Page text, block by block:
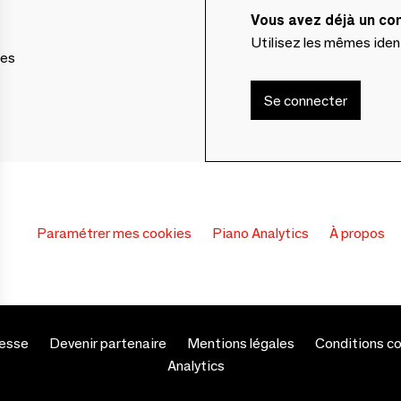
Vous avez déjà un
Utilisez les mêmes
Se connecter
Paramétrer mes cookies Piano Analytics À propos
Devenir partenaire Mentions légales
Conditions
Analytics
Options